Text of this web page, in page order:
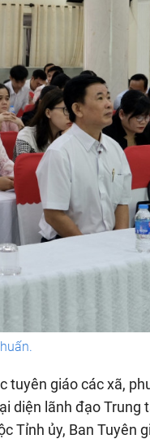
tuyên giáo các xã,
diện lãnh đạo Trung
Tỉnh ủy, Ban Tuyên